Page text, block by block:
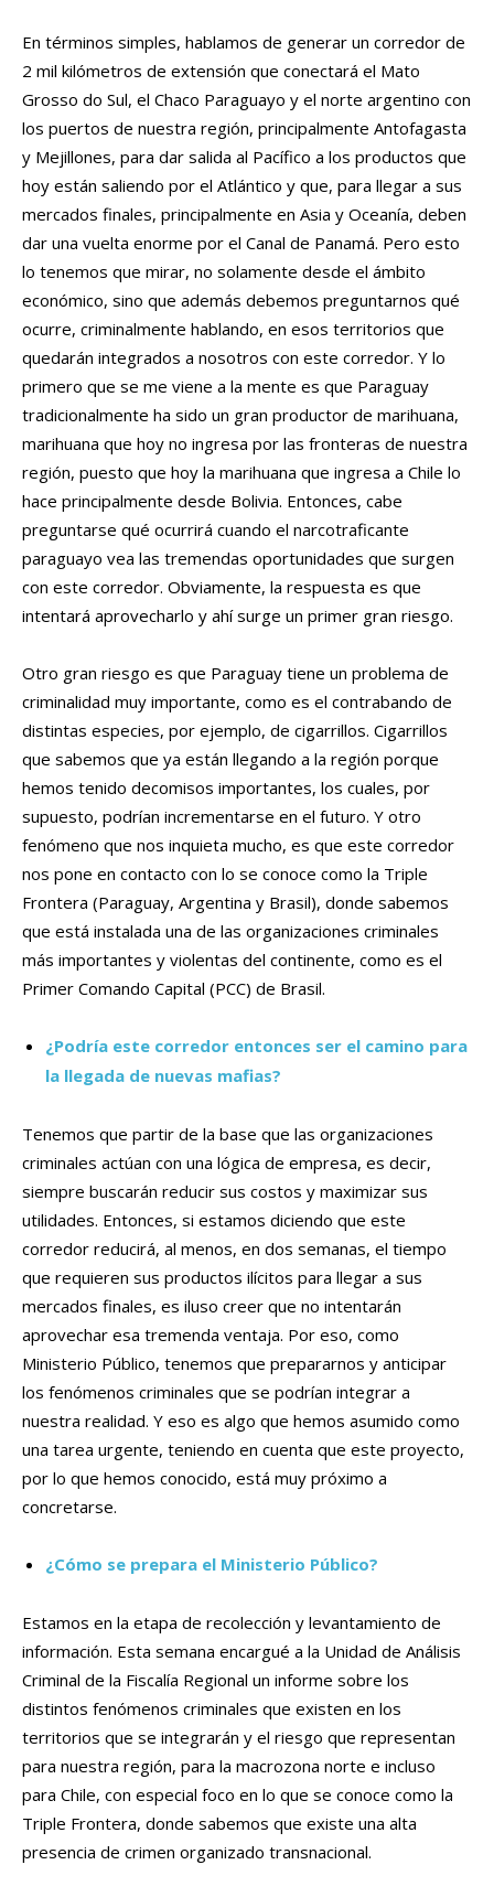
En términos simples, hablamos de generar un corredor de
2 mil kilómetros de extensión que conectará el Mato
Grosso do Sul, el Chaco Paraguayo y el norte argentino con
los puertos de nuestra región, principalmente Antofagasta
y Mejillones, para dar salida al Pacífico a los productos que
hoy están saliendo por el Atlántico y que, para llegar a sus
mercados finales, principalmente en Asia y Oceanía, deben
dar una vuelta enorme por el Canal de Panamá. Pero esto
lo tenemos que mirar, no solamente desde el ámbito
económico, sino que además debemos preguntarnos qué
ocurre, criminalmente hablando, en esos territorios que
quedarán integrados a nosotros con este corredor. Y lo
primero que se me viene a la mente es que Paraguay
tradicionalmente ha sido un gran productor de marihuana,
marihuana que hoy no ingresa por las fronteras de nuestra
región, puesto que hoy la marihuana que ingresa a Chile lo
hace principalmente desde Bolivia. Entonces, cabe
preguntarse qué ocurrirá cuando el narcotraficante
paraguayo vea las tremendas oportunidades que surgen
con este corredor. Obviamente, la respuesta es que
intentará aprovecharlo y ahí surge un primer gran riesgo.
Otro gran riesgo es que Paraguay tiene un problema de
criminalidad muy importante, como es el contrabando de
distintas especies, por ejemplo, de cigarrillos. Cigarrillos
que sabemos que ya están llegando a la región porque
hemos tenido decomisos importantes, los cuales, por
supuesto, podrían incrementarse en el futuro. Y otro
fenómeno que nos inquieta mucho, es que este corredor
nos pone en contacto con lo se conoce como la Triple
Frontera (Paraguay, Argentina y Brasil), donde sabemos
que está instalada una de las organizaciones criminales
más importantes y violentas del continente, como es el
Primer Comando Capital (PCC) de Brasil.
¿Podría este corredor entonces ser el camino para
la llegada de nuevas mafias?
Tenemos que partir de la base que las organizaciones
criminales actúan con una lógica de empresa, es decir,
siempre buscarán reducir sus costos y maximizar sus
utilidades. Entonces, si estamos diciendo que este
corredor reducirá, al menos, en dos semanas, el tiempo
que requieren sus productos ilícitos para llegar a sus
mercados finales, es iluso creer que no intentarán
aprovechar esa tremenda ventaja. Por eso, como
Ministerio Público, tenemos que prepararnos y anticipar
los fenómenos criminales que se podrían integrar a
nuestra realidad. Y eso es algo que hemos asumido como
una tarea urgente, teniendo en cuenta que este proyecto,
por lo que hemos conocido, está muy próximo a
concretarse.
¿Cómo se prepara el Ministerio Público?
Estamos en la etapa de recolección y levantamiento de
información. Esta semana encargué a la Unidad de Análisis
Criminal de la Fiscalía Regional un informe sobre los
distintos fenómenos criminales que existen en los
territorios que se integrarán y el riesgo que representan
para nuestra región, para la macrozona norte e incluso
para Chile, con especial foco en lo que se conoce como la
Triple Frontera, donde sabemos que existe una alta
presencia de crimen organizado transnacional.